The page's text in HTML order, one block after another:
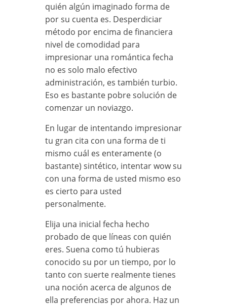
quién algún imaginado forma de
por su cuenta es. Desperdiciar
método por encima de financiera
nivel de comodidad para
impresionar una romántica fecha
no es solo malo efectivo
administración, es también turbio.
Eso es bastante pobre solución de
comenzar un noviazgo.
En lugar de intentando impresionar
tu gran cita con una forma de ti
mismo cuál es enteramente (o
bastante) sintético, intentar wow su
con una forma de usted mismo eso
es cierto para usted
personalmente.
Elija una inicial fecha hecho
probado de que líneas con quién
eres. Suena como tú hubieras
conocido su por un tiempo, por lo
tanto con suerte realmente tienes
una noción acerca de algunos de
ella preferencias por ahora. Haz un